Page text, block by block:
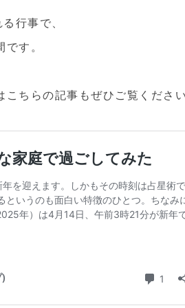
行事で、
す。
ちらの記事もぜひご覧ください